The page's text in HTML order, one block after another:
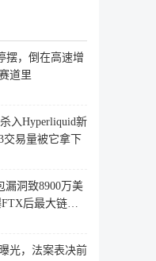
摆，倒在高速增
道里
入Hyperliquid新
交易量被它拿下
漏洞致8900万美
后最大链上
光，法案表决前